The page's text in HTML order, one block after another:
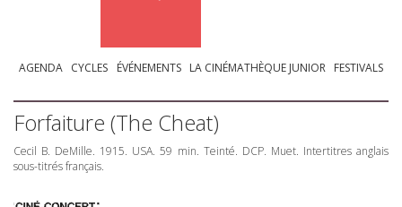
AGENDA CYCLES ÉVÉNEMENTS LA CINÉMATHÈQUE JUNIOR FESTIVALS
Forfaiture (The Cheat)
Cecil B. DeMille. 1915. USA. 59 min. Teinté. DCP. Muet. Intertitres anglais
sous-titrés français.